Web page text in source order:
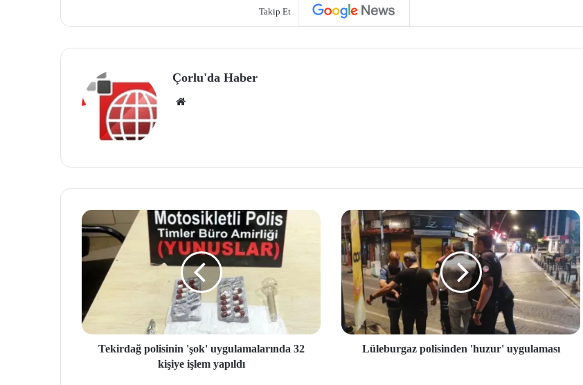
Takip Et
Çorlu'da Haber
Tekirdağ polisinin 'şok' uygulamalarında 32
kişiye işlem yapıldı
Lüleburgaz polisinden 'huzur' uygulaması